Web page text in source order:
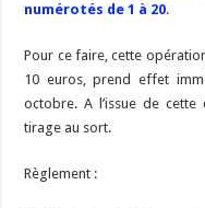
numérotés de 1 à 20.
Pour ce faire, cette
10 euros, prend effet
octobre. A l’issue de
tirage au sort.
Règlement :